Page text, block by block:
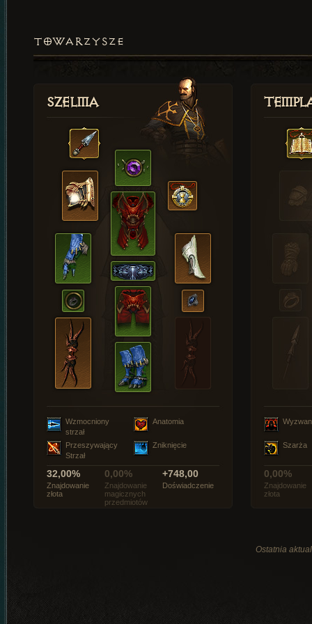
TOWARZYSZE
Szelma
Wzmocniony
strzał
Anatomia
Przeszywający
Strzał
Zniknięcie
32,00%
Znajdowanie
złota
0,00%
Znajdowanie
magicznych
przedmiotów
+748,00
Doświadczenie
Szarża
0,00%
Znajdowanie
złota
Ostatnia